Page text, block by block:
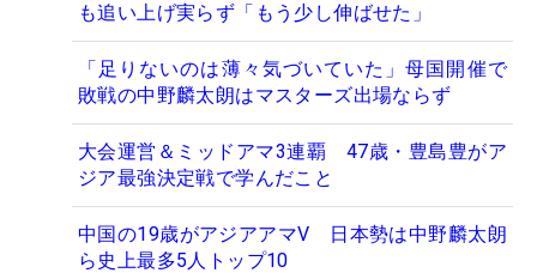
も追い上げ実らず「もう少し伸ばせた」
「足りないのは薄々気づいていた」母国開催で
敗戦の中野麟太朗はマスターズ出場ならず
大会運営＆ミッドアマ3連覇 47歳・豊島豊がア
ジア最強決定戦で学んだこと
中国の19歳がアジアアマV 日本勢は中野麟太朗
ら史上最多5人トップ10